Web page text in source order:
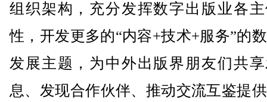
组织架构，充分发挥数字出版业各
性，开发更多的“内容+技术+服务”的
发展主题，为中外出版界朋友们共
息、发现合作伙伴、推动交流互鉴提